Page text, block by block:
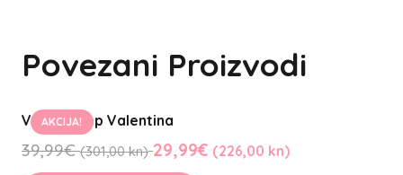
Povezani Proizvodi
AKCIJA!
Valovit Rep Valentina
39,99€ (301,00 kn) 29,99€ (226,00 kn)